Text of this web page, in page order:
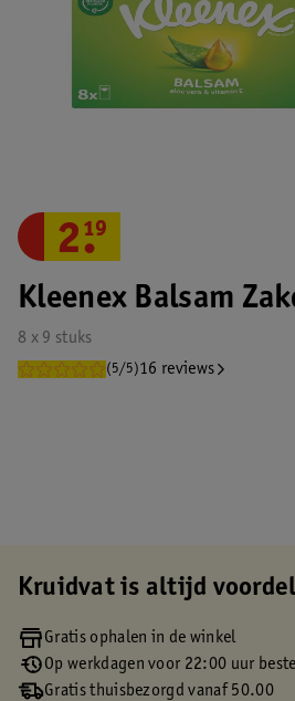
Kleenex Balsam
8 x 9 stuks
(5/5)16 reviews
2.
19
Kruidvat is altijd
Gratis ophalen in de winkel
Op werkdagen voor 22:00 uur
Gratis thuisbezorgd vanaf 50.00